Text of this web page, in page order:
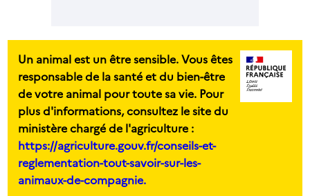
Un animal est un être sensible. Vous êtes
responsable de la santé et du bien-être
de votre animal pour toute sa vie. Pour
plus d'informations, consultez le site du
ministère chargé de l'agriculture :
https://agriculture.gouv.fr/conseils-et-
reglementation-tout-savoir-sur-les-
animaux-de-compagnie.